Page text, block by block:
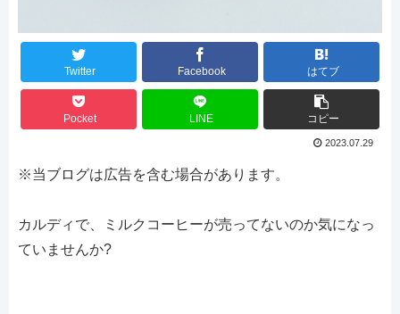
Twitter Facebook はてブ
Pocket LINE コピー
2023.07.29
※当ブログは広告を含む場合があります。
カルディで、ミルクコーヒーが売ってないのか気になっ
ていませんか?